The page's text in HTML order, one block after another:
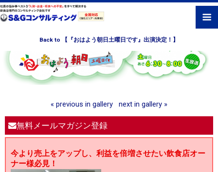
Back to 【『おはよう朝日土曜日です』出演決定！】
« previous in gallery next in gallery »
無料メールマガジン登録
今より売上をアップし、利益を倍増させたい飲食店オー
ナー様必見！